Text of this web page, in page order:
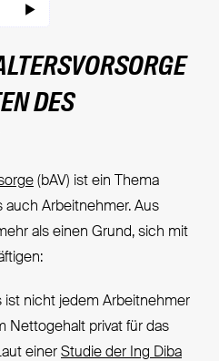
DES
(bAV) ist ein Thema
auch Arbeitnehmer. Aus
als einen Grund, sich mit
ist nicht jedem Arbeitnehmer
Nettogehalt privat für das
einer Studie der Ing Diba